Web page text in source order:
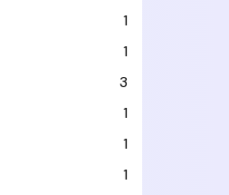
1
1
3
1
1
1